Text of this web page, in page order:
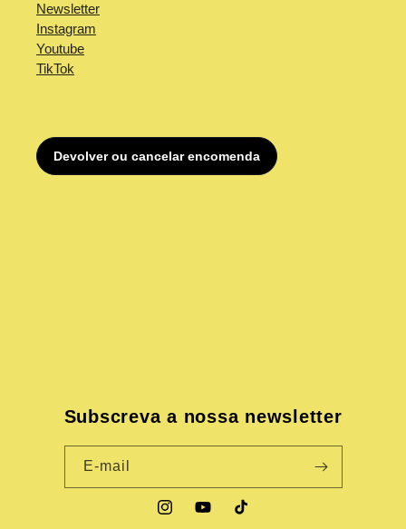
Newsletter
Instagram
Youtube
TikTok
Subscreva a nossa newsletter
E-mail
InstagramYouTubeTikTok